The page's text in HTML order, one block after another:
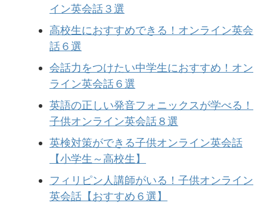
イン英会話３選
高校生におすすめできる！オンライン英会
話６選
会話力をつけたい中学生におすすめ！オン
ライン英会話６選
英語の正しい発音フォニックスが学べる！
子供オンライン英会話８選
英検対策ができる子供オンライン英会話
【小学生～高校生】
フィリピン人講師がいる！子供オンライン
英会話【おすすめ６選】